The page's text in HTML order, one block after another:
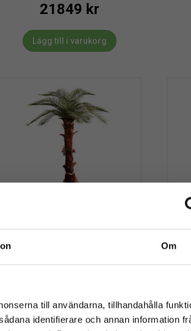
Om
till användarna, tillhandahålla
identifierare och annan information
21849 kr
Lägg till i varukorg
6199kr
justera ditt val längst upp